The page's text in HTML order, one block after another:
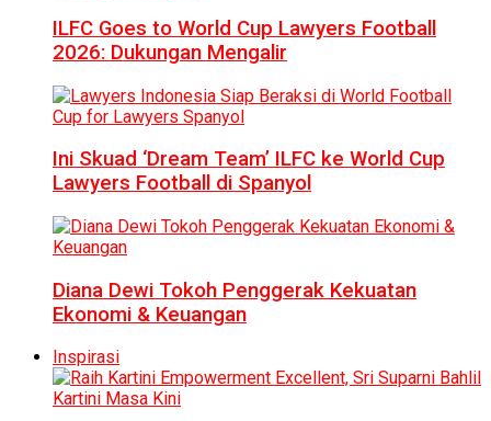
ILFC Goes to World Cup Lawyers Football
2026: Dukungan Mengalir
Ini Skuad ‘Dream Team’ ILFC ke World Cup
Lawyers Football di Spanyol
Diana Dewi Tokoh Penggerak Kekuatan
Ekonomi & Keuangan
Inspirasi